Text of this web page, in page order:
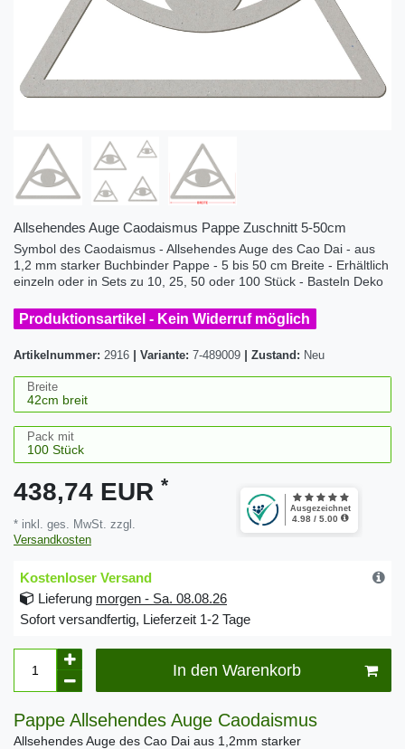
Allsehendes Auge Caodaismus Pappe Zuschnitt 5-50cm
Symbol des Caodaismus - Allsehendes Auge des Cao Dai - aus
1,2 mm starker Buchbinder Pappe - 5 bis 50 cm Breite - Erhältlich
einzeln oder in Sets zu 10, 25, 50 oder 100 Stück - Basteln Deko
Produktionsartikel - Kein Widerruf möglich
Artikelnummer: 2916 Variante: 7-489009 Zustand: Neu
Breite
Pack mit
438,74 EUR *
* inkl. ges. MwSt. zzgl.
Versandkosten
Kostenloser Versand
Lieferung morgen - Sa. 08.08.26
Sofort versandfertig, Lieferzeit 1-2 Tage
In den Warenkorb
Pappe Allsehendes Auge Caodaismus
Allsehendes Auge des Cao Dai aus 1,2mm starker